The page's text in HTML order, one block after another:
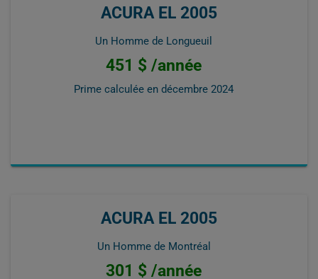
ACURA EL 2005
Un Homme de Longueuil
451 $ /année
Prime calculée en décembre 2024
ACURA EL 2005
Un Homme de Montréal
301 $ /année